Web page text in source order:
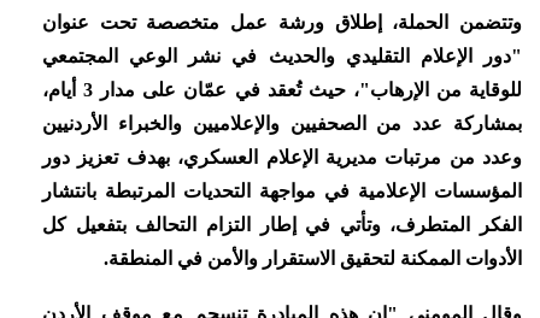
وتتضمن الحملة، إطلاق ورشة عمل متخصصة تحت عنوان
"دور الإعلام التقليدي والحديث في نشر الوعي المجتمعي
للوقاية من الإرهاب"، حيث تُعقد في عمّان على مدار 3 أيام،
بمشاركة عدد من الصحفيين والإعلاميين والخبراء الأردنيين
وعدد من مرتبات مديرية الإعلام العسكري، بهدف تعزيز دور
المؤسسات الإعلامية في مواجهة التحديات المرتبطة بانتشار
الفكر المتطرف، وتأتي في إطار التزام التحالف بتفعيل كل
الأدوات الممكنة لتحقيق الاستقرار والأمن في المنطقة.